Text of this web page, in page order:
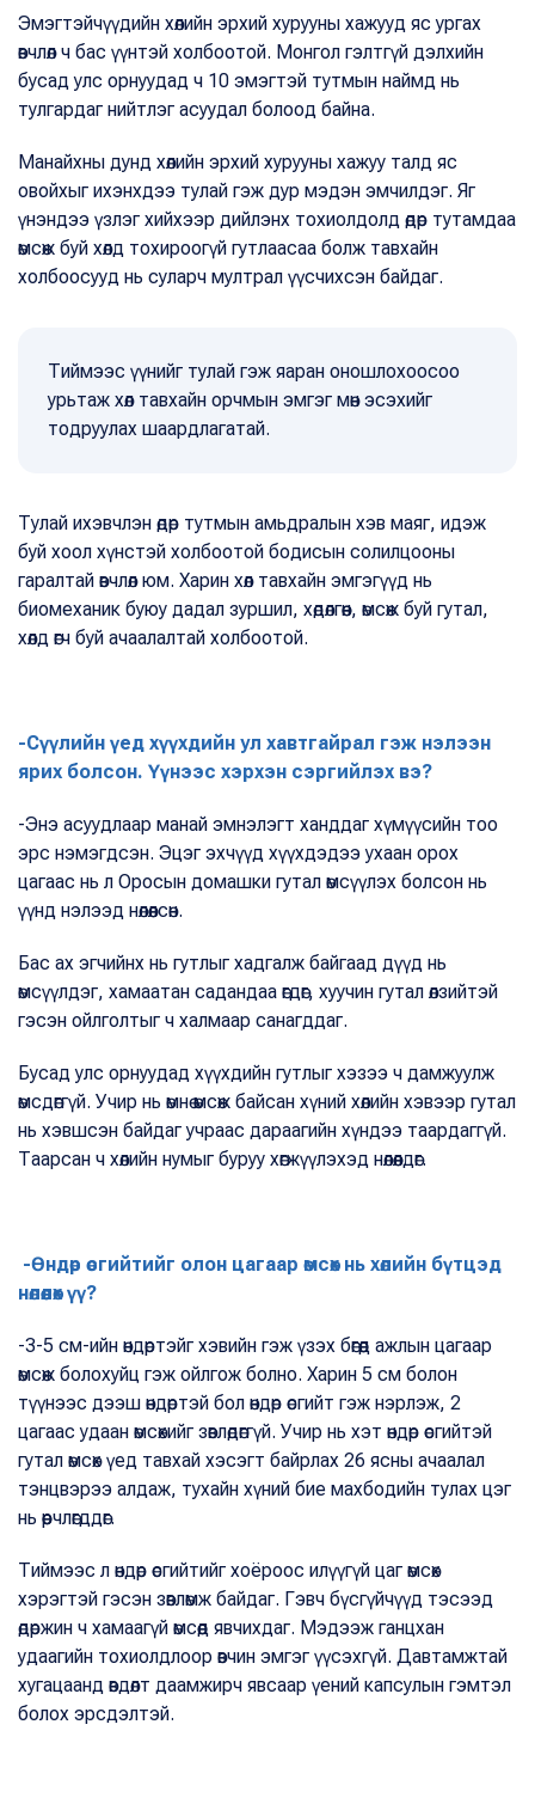
Эмэгтэйчүүдийн хөлийн эрхий хурууны хажууд яс ургах
өвчлөл ч бас үүнтэй холбоотой. Монгол гэлтгүй дэлхийн
бусад улс орнуудад ч 10 эмэгтэй тутмын наймд нь
тулгардаг нийтлэг асуудал болоод байна.
Манайхны дунд хөлийн эрхий хурууны хажуу талд яс
овойхыг ихэнхдээ тулай гэж дур мэдэн эмчилдэг. Яг
үнэндээ үзлэг хийхээр дийлэнх тохиолдолд өдөр тутамдаа
өмсөж буй хөлд тохироогүй гутлаасаа болж тавхайн
холбоосууд нь суларч мултрал үүсчихсэн байдаг.
Тиймээс үүнийг тулай гэж яаран оношлохоосоо
урьтаж хөл тавхайн орчмын эмгэг мөн эсэхийг
тодруулах шаардлагатай.
Тулай ихэвчлэн өдөр тутмын амьдралын хэв маяг, идэж
буй хоол хүнстэй холбоотой бодисын солилцооны
гаралтай өвчлөл юм. Харин хөл тавхайн эмгэгүүд нь
биомеханик буюу дадал зуршил, хөдөлгөөн, өмсөж буй гутал,
хөлд өгч буй ачаалалтай холбоотой.
-Сүүлийн үед хүүхдийн ул хавтгайрал гэж нэлээн
ярих болсон. Үүнээс хэрхэн сэргийлэх вэ?
-Энэ асуудлаар манай эмнэлэгт ханддаг хүмүүсийн тоо
эрс нэмэгдсэн. Эцэг эхчүүд хүүхдэдээ ухаан орох
цагаас нь л Оросын домашки гутал өмсүүлэх болсон нь
үүнд нэлээд нөлөөлсөн.
Бас ах эгчийнх нь гутлыг хадгалж байгаад дүүд нь
өмсүүлдэг, хамаатан садандаа өгдөг, хуучин гутал өлзийтэй
гэсэн ойлголтыг ч халмаар санагддаг.
Бусад улс орнуудад хүүхдийн гутлыг хэзээ ч дамжуулж
өмсдөггүй. Учир нь өмнө өмсөж байсан хүний хөлийн хэвээр гутал
нь хэвшсэн байдаг учраас дараагийн хүндээ таардаггүй.
Таарсан ч хөлийн нумыг буруу хөгжүүлэхэд нөлөөлдөг.
-Өндөр өсгийтийг олон цагаар өмсөх нь хөлийн бүтцэд
нөлөөлөх үү?
-3-5 см-ийн өндөртэйг хэвийн гэж үзэх бөгөөд ажлын цагаар
өмсөж болохуйц гэж ойлгож болно. Харин 5 см болон
түүнээс дээш өндөртэй бол өндөр өсгийт гэж нэрлэж, 2
цагаас удаан өмсөхийг зөвлөдөггүй. Учир нь хэт өндөр өсгийтэй
гутал өмсөх үед тавхай хэсэгт байрлах 26 ясны ачаалал
тэнцвэрээ алдаж, тухайн хүний бие махбодийн тулах цэг
нь өөрчлөгддөг.
Тиймээс л өндөр өсгийтийг хоёроос илүүгүй цаг өмсөх
хэрэгтэй гэсэн зөвлөмж байдаг. Гэвч бүсгүйчүүд тэсээд
өдөржин ч хамаагүй өмсөөд явчихдаг. Мэдээж ганцхан
удаагийн тохиолдлоор өвчин эмгэг үүсэхгүй. Давтамжтай
хугацаанд өвдөлт даамжирч явсаар үений капсулын гэмтэл
болох эрсдэлтэй.